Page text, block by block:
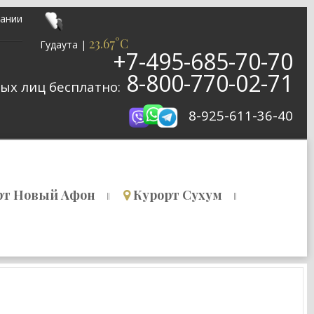
Гудаута | 23.67°C
+7-495-685-70-70
лиц бесплатно: 8-800-770-02-71
8-925-611-36-40
Новый Афон Курорт Сухум